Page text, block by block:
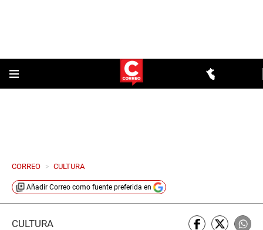
CORREO > CULTURA
Añadir Correo como fuente preferida en
CULTURA